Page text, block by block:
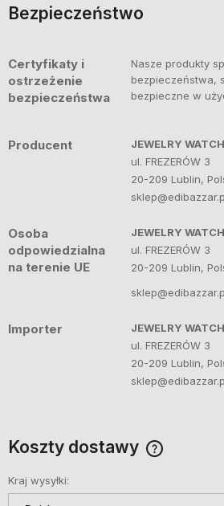
Bezpieczeństwo
Certyfikaty i
ostrzeżenie
bezpieczeństwa
Nasze produkty
bezpieczeństwa,
bezpieczne w
Producent
JEWELRY
ul. FREZERÓW 3
20-209 Lublin,
Osoba
odpowiedzialna
na terenie UE
JEWELRY
ul. FREZERÓW 3
20-209 Lublin,
Importer
JEWELRY
ul. FREZERÓW 3
20-209 Lublin,
Koszty dostawy
Kraj wysyłki: